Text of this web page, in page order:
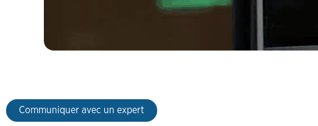
Communiquer avec un expert